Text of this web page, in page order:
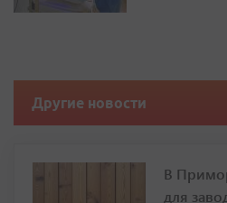
Другие новости
В
для